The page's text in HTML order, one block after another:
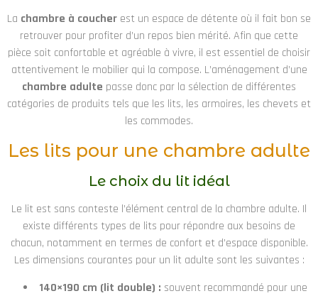
La chambre à coucher est un espace de détente où il fait bon se
retrouver pour profiter d’un repos bien mérité. Afin que cette
pièce soit confortable et agréable à vivre, il est essentiel de choisir
attentivement le mobilier qui la compose. L’aménagement d’une
chambre adulte passe donc par la sélection de différentes
catégories de produits tels que les lits, les armoires, les chevets et
les commodes.
Les lits pour une chambre adulte
Le choix du lit idéal
Le lit est sans conteste l’élément central de la chambre adulte. Il
existe différents types de lits pour répondre aux besoins de
chacun, notamment en termes de confort et d’espace disponible.
Les dimensions courantes pour un lit adulte sont les suivantes :
140×190 cm (lit double) : souvent recommandé pour une